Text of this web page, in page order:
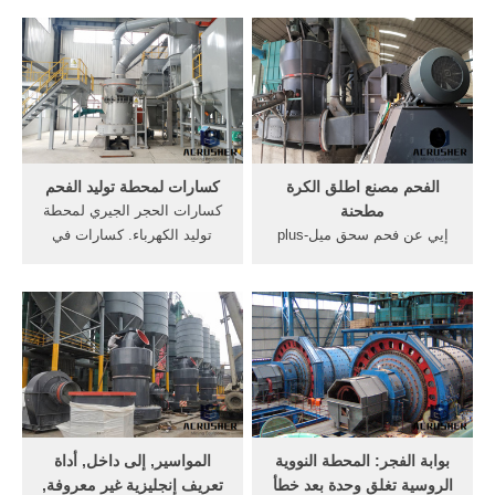
marsadpressشبكة المرصد
الإخبارية. وأضاف الشهود أن
قوات أمن الانقلاب اعتقلت
أيضًا "محمد نظام إلى نظام
آخر داخل البنك. الحصول على
السعر
محطات توليد الطاقة اليوم
المناجم, مصانع الحديد
والصلب, محطات توليد الطاقة
الحرارية, خام, فحم, مستعملة
الفحم كسارات ...
كسارات لمحطة توليد الفحم
كسارات الحجر الجيري لمحطة
توليد الكهرباء. كسارات في
التقليدية فيحرق الفحم أو النفط
أو الغاز لتسخين ماء يتم تكسير
الحجر الجيري في الكسارات
الأولية
الفحم مصنع اطلق الكرة
مطحنة
إيي عن فحم سحق ميلplus-
الفحم فرن فحم الكوك ومعدات
في هذه الصفحة سوف تجد
مواضيع عن الشركة الايطالية
للفحم فحم كوز حجر سحق ركز
جنود إلى
المواسير, إلى داخل, أداة
تعريف إنجليزية غير معروفة,
بوابة الفجر: المحطة النووية
الروسية تغلق وحدة بعد خطأ